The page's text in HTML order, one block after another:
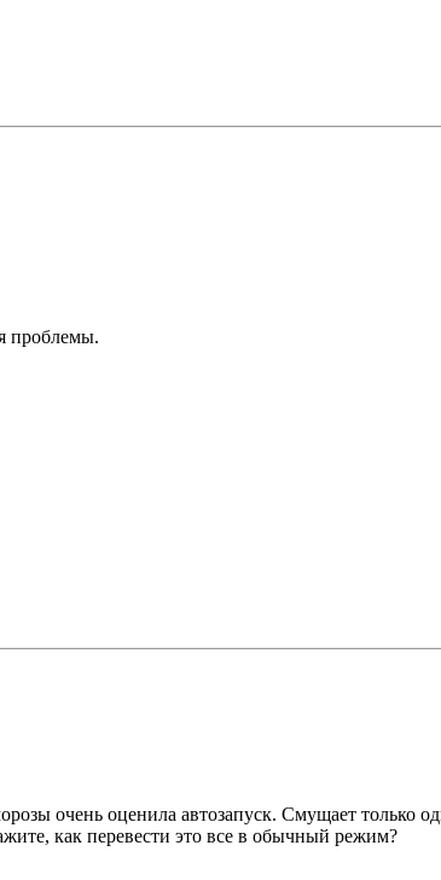
проблемы.
очень оценила автозапуск. Смущает только
как перевести это все в обычный режим?